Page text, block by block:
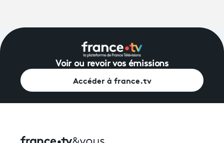
Voir ou revoir vos émissions
Accéder à france.tv